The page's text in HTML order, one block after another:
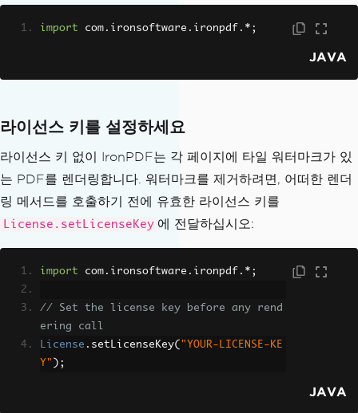
import com . ironsoftware . ironpdf .*;
JAVA
라이선스 키를 설정하세요
라이선스 키 없이 IronPDF는 각 페이지에 타일 워터마크가 있
는 PDF를 렌더링합니다. 워터마크를 제거하려면, 어떠한 렌더
링 메서드를 호출하기 전에 유효한 라이선스 키를
License.setLicenseKey 에 전달하십시오:
import com . ironsoftware . ironpdf .*;
// Set the license key before any rend
ering call
License . setLicenseKey( "YOUR-LICENSE-KE
Y" );
JAVA